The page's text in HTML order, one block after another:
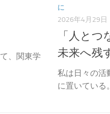
、関東学
に
2026年4月29日
「人とつ
未来へ残
私は日々の活
に置いている